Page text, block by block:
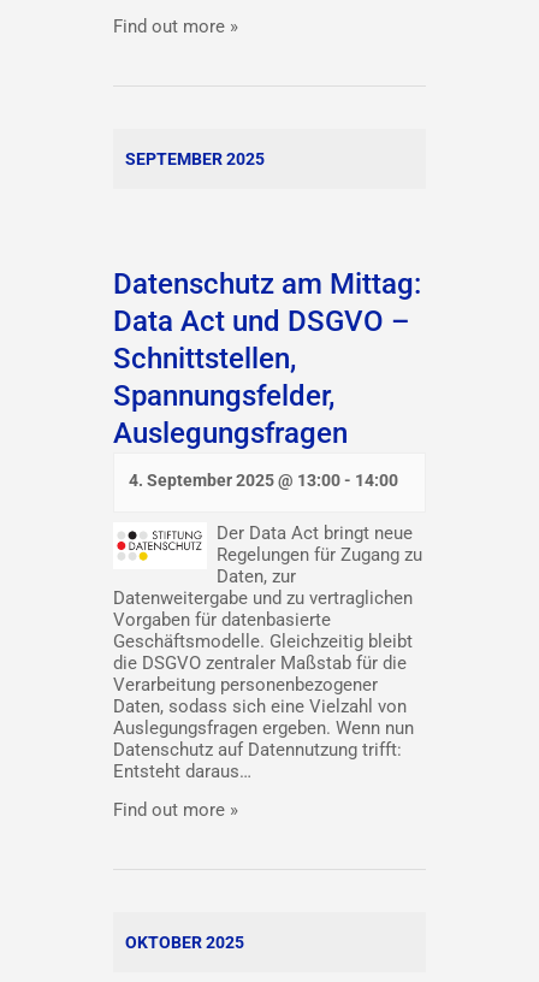
Find out more »
SEPTEMBER 2025
Datenschutz am Mittag:
Data Act und DSGVO –
Schnittstellen,
Spannungsfelder,
Auslegungsfragen
4. September 2025 @ 13:00- 14:00
Der Data Act bringt neue
Regelungen für Zugang zu
Daten, zur
Datenweitergabe und zu vertraglichen
Vorgaben für datenbasierte
Geschäftsmodelle. Gleichzeitig bleibt
die DSGVO zentraler Maßstab für die
Verarbeitung personenbezogener
Daten, sodass sich eine Vielzahl von
Auslegungsfragen ergeben. Wenn nun
Datenschutz auf Datennutzung trifft:
Entsteht daraus…
Find out more »
OKTOBER 2025